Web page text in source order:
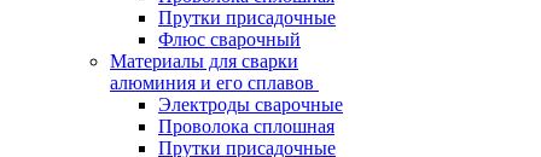
Прутки присадочные
Флюс сварочный
Материалы для сварки
алюминия и его сплавов
Электроды сварочные
Проволока сплошная
Прутки присадочные